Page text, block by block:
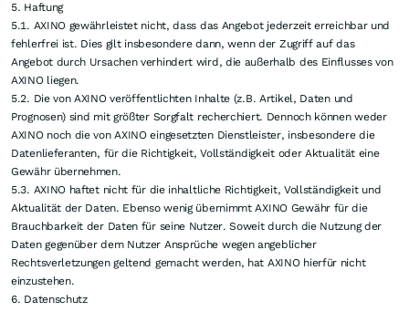
5. Haftung
5.1. AXINO gewährleistet nicht, dass das Angebot jederzeit erreichbar und
fehlerfrei ist. Dies gilt insbesondere dann, wenn der Zugriff auf das
Angebot durch Ursachen verhindert wird, die außerhalb des Einflusses von
AXINO liegen.
5.2. Die von AXINO veröffentlichten Inhalte (z.B. Artikel, Daten und
Prognosen) sind mit größter Sorgfalt recherchiert. Dennoch können weder
AXINO noch die von AXINO eingesetzten Dienstleister, insbesondere die
Datenlieferanten, für die Richtigkeit, Vollständigkeit oder Aktualität eine
Gewähr übernehmen.
5.3. AXINO haftet nicht für die inhaltliche Richtigkeit, Vollständigkeit und
Aktualität der Daten. Ebenso wenig übernimmt AXINO Gewähr für die
Brauchbarkeit der Daten für seine Nutzer. Soweit durch die Nutzung der
Daten gegenüber dem Nutzer Ansprüche wegen angeblicher
Rechtsverletzungen geltend gemacht werden, hat AXINO hierfür nicht
einzustehen.
6. Datenschutz